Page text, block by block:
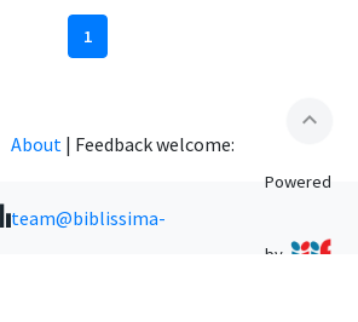
1
expand_less
About | Feedback welcome:
team@biblissima-
Powered
by